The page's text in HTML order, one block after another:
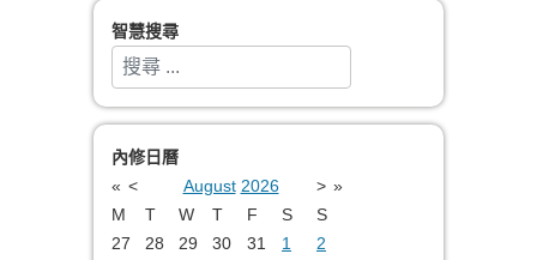
智慧搜尋
搜索
內修日曆
« < August 2026 > »
M
T W T F S
S
27
28 29 30 31 1
2